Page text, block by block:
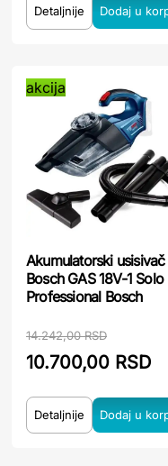
Detaljnije
akcija
Akumulatorski usisivač
Bosch GAS 18V-1 Solo
Professional Bosch
14.242,00 RSD
10.700,00 RSD
Detaljnije